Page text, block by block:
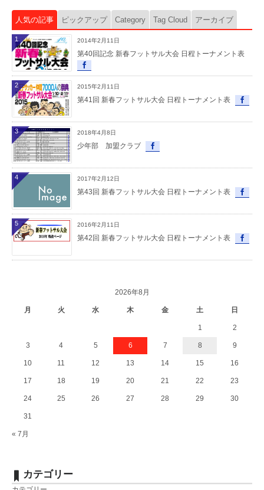
人気の記事 ピックアップ Category Tag Cloud アーカイブ
2014年2月11日
第40回記念 新春フットサル大会 日程トーナメント表
1
2015年2月11日
第41回 新春フットサル大会 日程トーナメント表
2
2018年4月8日
少年部 加盟クラブ
3
2017年2月12日
第43回 新春フットサル大会 日程トーナメント表
4
2016年2月11日
第42回 新春フットサル大会 日程トーナメント表
5
2026年8月
月 火 水 木 金 土 日
« 7月
1 2
3 4 5 6 7 8 9
10 11 12 13 14 15 16
17 18 19 20 21 22 23
24 25 26 27 28 29 30
31
カテゴリー